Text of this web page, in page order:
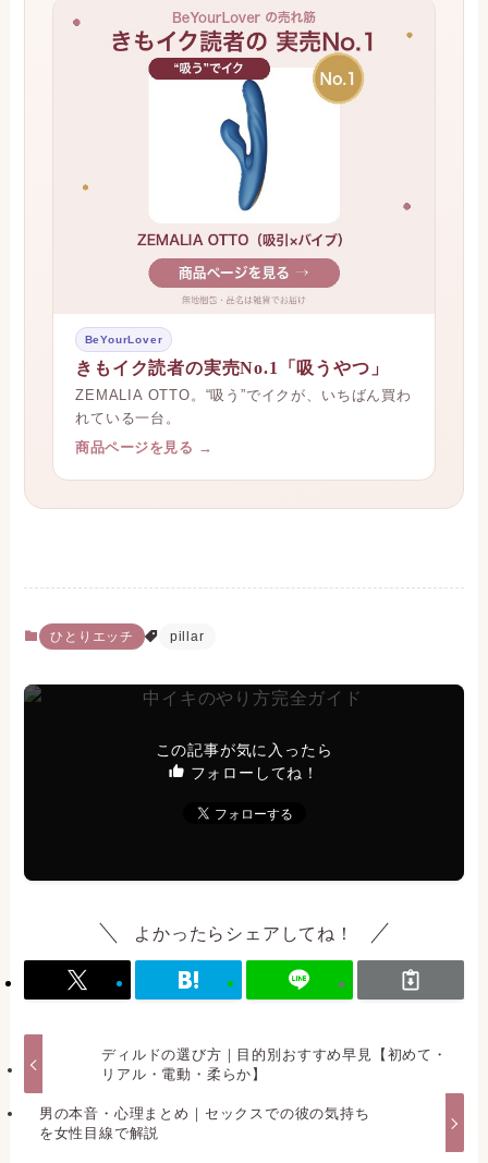
BeYourLover
きもイク読者の実売No.1「吸うやつ」
ZEMALIA OTTO。“吸う”でイクが、いちばん買わ
れている一台。
商品ページを見る →
ひとりエッチ pillar
この記事が気に入ったら
フォローしてね！
よかったらシェアしてね！
ディルドの選び方｜目的別おすすめ早見【初めて・
リアル・電動・柔らか】
男の本音・心理まとめ｜セックスでの彼の気持ち
を女性目線で解説